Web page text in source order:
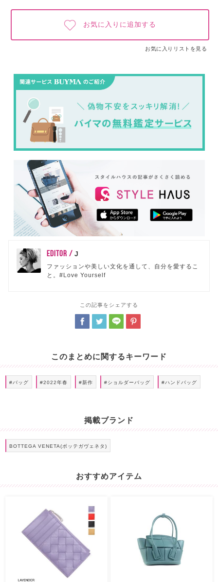
お気に入りに追加する
お気に入りリストを見る
EDITOR /J
ファッションや美しい文化を通して、自分を愛するこ
と。#Love Yourself
この記事をシェアする
このまとめに関するキーワード
#バッグ #2022年春 #新作 #ショルダーバッグ #ハンドバッグ
掲載ブランド
BOTTEGA VENETA(ボッテガヴェネタ)
おすすめアイテム